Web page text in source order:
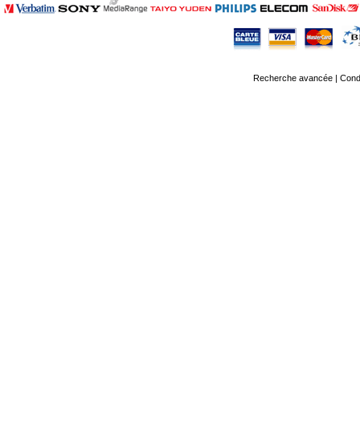
Recherche avancée|